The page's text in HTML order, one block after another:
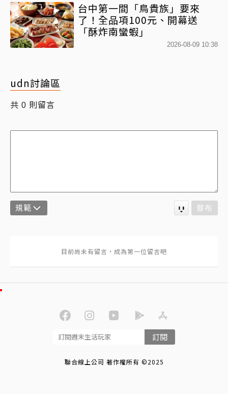
台中第一間「鳥貴族」要來
了！全品項100元、開幕送
「酥炸南蠻蝦」
2026-08-09 10:38
udn討論區
共 0 則留言
規範 發布
訂閱
聯合線上公司 著作權所有 ©2025